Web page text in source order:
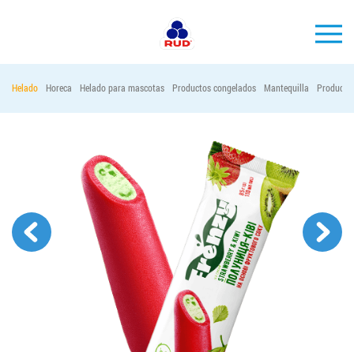
PRODUCCIÓN
Contactos
Vacantes
PEDIR PRODUCTOS "RUD":
Helado Horeca Helado para mascotas Productos congelados Mantequilla